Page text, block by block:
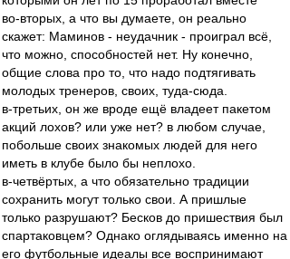
во-вторых, а что вы думаете, он реально
скажет: Маминов - неудачник - проиграл всё,
что можно, способностей нет. Ну конечно,
общие слова про то, что надо подтягивать
молодых тренеров, своих, туда-сюда.
в-третьих, он же вроде ещё владеет пакетом
акций лохов? или уже нет? в любом случае,
побольше своих знакомых людей для него
иметь в клубе было бы неплохо.
в-четвёртых, а что обязательно традиции
сохранить могут только свои. А пришлые
только разрушают? Бесков до пришествия был
спартаковцем? Однако оглядываясь именно на
его футбольные идеалы все воспринимают